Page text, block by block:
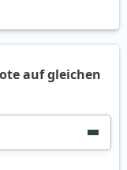
auf gleichen